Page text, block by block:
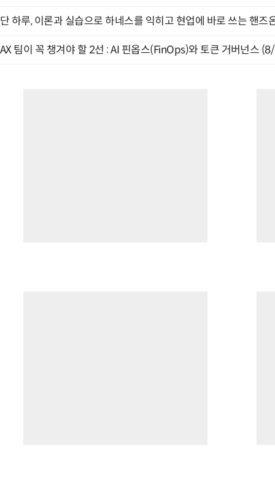
단 하루, 이론과 실습으로 하네스를 익히고 현업에 바로 쓰는 핸즈
AX 팀이 꼭 챙겨야 할 2선 : AI 핀옵스(FinOps)와 토큰 거버넌스